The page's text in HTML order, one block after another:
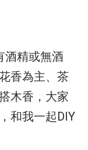
酒精或無酒
香為主、茶
木香， 大家
和我一起DIY